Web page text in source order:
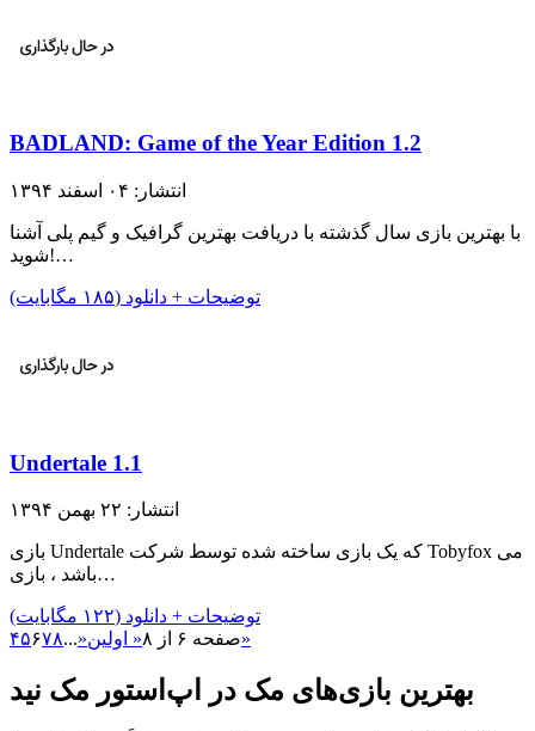
BADLAND: Game of the Year Edition 1.2
انتشار: ۰۴ اسفند ۱۳۹۴
با بهترین بازی سال گذشته با دریافت بهترین گرافیک و گیم پلی آشنا
شوید!…
توضیحات + دانلود (۱۸۵ مگابایت)
Undertale 1.1
انتشار: ۲۲ بهمن ۱۳۹۴
بازی Undertale که یک بازی ساخته شده توسط شرکت Tobyfox می
باشد ، بازی…
توضیحات + دانلود (۱۲۲ مگابایت)
صفحه ۶ از ۸
« اولین«
... ۴۵۶۷۸ »
بهترین بازی‌های مک در اپ‌استور مک نید